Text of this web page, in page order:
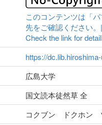
このコンテンツは「
先をご確認ください
Check the link for
https://
広島大学
国文読本徒然草 全
コクブン ドクホン